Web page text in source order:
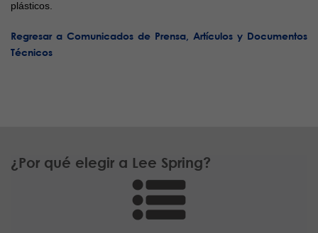
plásticos.
Regresar a Comunicados de Prensa, Artículos y Documentos
Técnicos
¿Por qué elegir a Lee Spring?